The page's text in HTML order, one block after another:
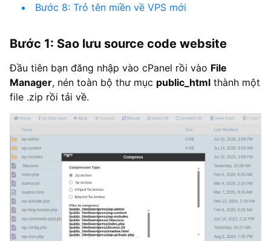
Bước 8: Trỏ tên miền về VPS mới
Bước 1: Sao lưu source code website
Đầu tiên bạn đăng nhập vào cPanel rồi vào File
Manager, nén toàn bộ thư mục public_html thành một
file .zip rồi tải về.